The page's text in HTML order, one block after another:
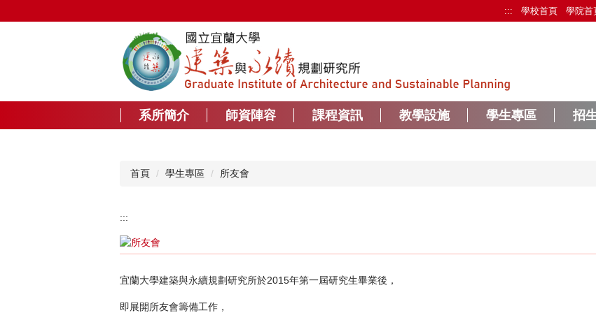
到
::: 學校首頁 學院首
系所簡介 師資陣容 課程資訊 教學設施 學生專區 招
首頁 學生專區 所友會
:::
宜蘭大學建築與永續規劃研究所於2015年第一屆研究生畢業後，
即展開所友會籌備工作，